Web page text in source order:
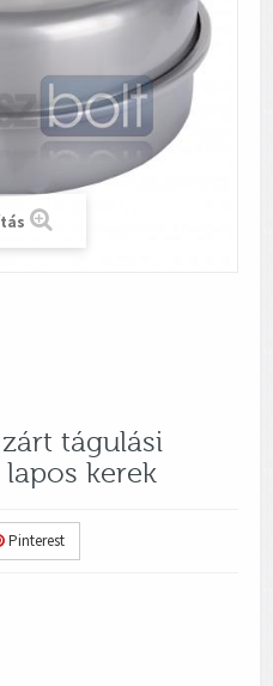
tágulási
lapos kerek
Pinterest